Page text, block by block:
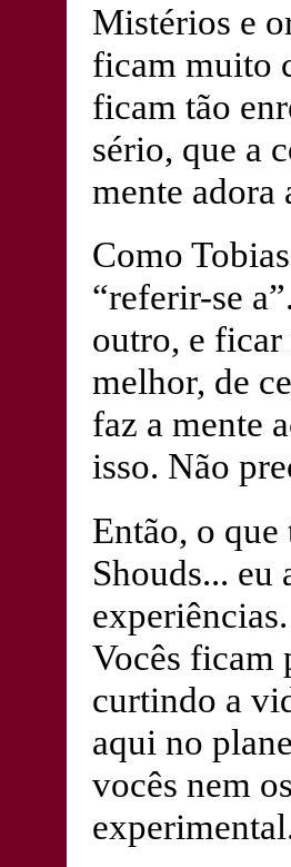
Mistérios e
ficam muito
ficam tão
sério, que a
mente adora
Como
“referir-se
outro, e
melhor, de
faz a mente
isso. Não
Então, o que
Shouds...
Vocês ficam
curtindo a
aqui no
vocês nem